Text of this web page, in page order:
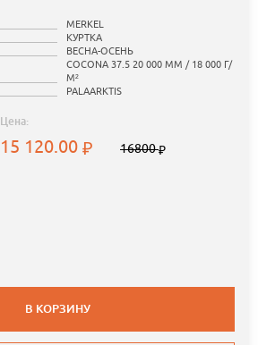
MERKEL
КУРТКА
ВЕСНА-ОСЕНЬ
COCONA 37.5 20 000 ММ / 18 000 Г/
М²
PALAARKTIS
Цена:
15 120.00 16800
В КОРЗИНУ